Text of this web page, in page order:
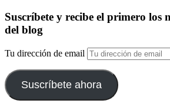
Suscríbete y recibe el primero los
del blog
Tu dirección de email
Suscríbete ahora